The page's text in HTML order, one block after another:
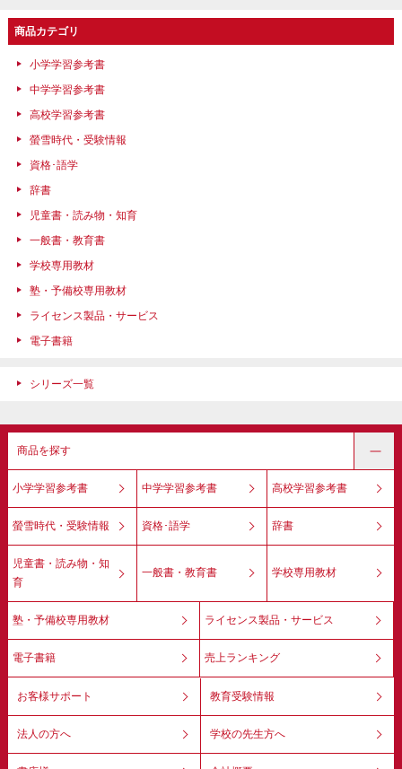
商品カテゴリ
小学学習参考書
中学学習参考書
高校学習参考書
螢雪時代・受験情報
資格･語学
辞書
児童書・読み物・知育
一般書・教育書
学校専用教材
塾・予備校専用教材
ライセンス製品・サービス
電子書籍
シリーズ一覧
商品を探す
小学学習参考書 中学学習参考書 高校学習参考書
螢雪時代・受験情報 資格･語学 辞書
児童書・読み物・知
育
一般書・教育書 学校専用教材
塾・予備校専用教材 ライセンス製品・サービス
電子書籍 売上ランキング
お客様サポート 教育受験情報
法人の方へ 学校の先生方へ